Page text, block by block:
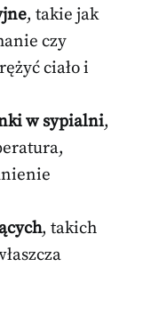
, takie jak
czy
ciało i
w sypialni,
, takich